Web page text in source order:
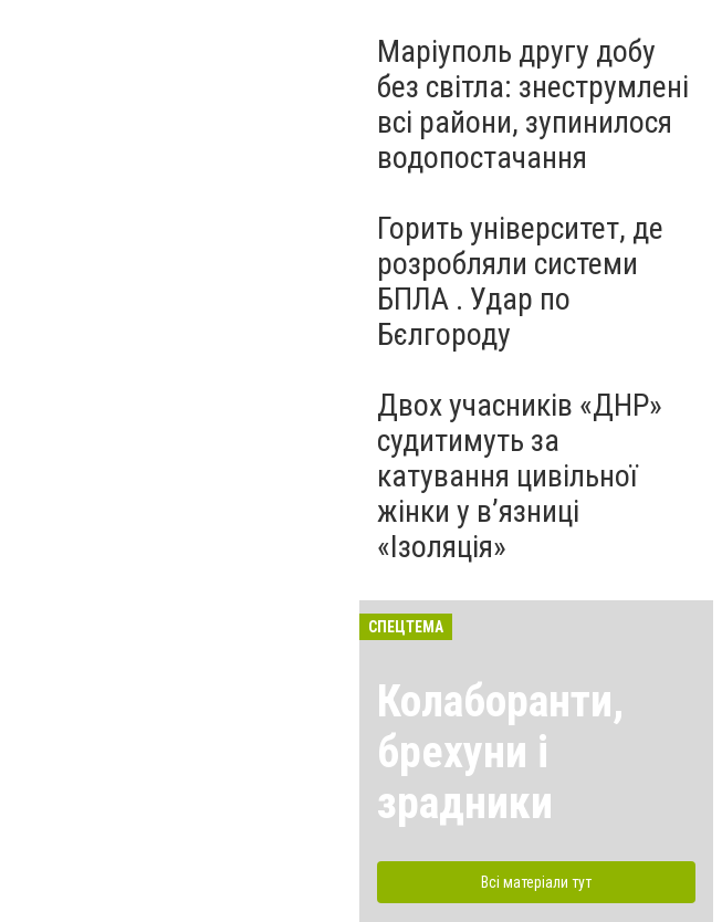
Маріуполь другу добу
без світла: знеструмлені
всі райони, зупинилося
водопостачання
Горить університет, де
розробляли системи
БПЛА . Удар по
Бєлгороду
Двох учасників «ДНР»
судитимуть за
катування цивільної
жінки у в’язниці
«Ізоляція»
СПЕЦТЕМА
Колаборанти,
брехуни і
зрадники
Всі матеріали тут